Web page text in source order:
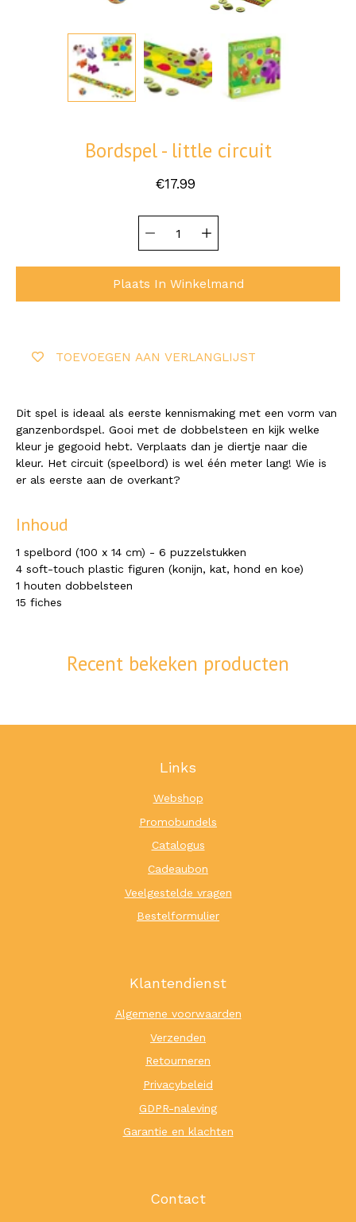
Bordspel - little circuit
€17.99
variant
selector
Plaats In Winkelmand
TOEVOEGEN AAN VERLANGLIJST
Dit spel is ideaal als eerste kennismaking met een vorm van
ganzenbordspel. Gooi met de dobbelsteen en kijk welke
kleur je gegooid hebt. Verplaats dan je diertje naar die
kleur. Het circuit (speelbord) is wel één meter lang! Wie is
er als eerste aan de overkant?
Inhoud
1 spelbord (100 x 14 cm) - 6 puzzelstukken
4 soft-touch plastic figuren (konijn, kat, hond en koe)
1 houten dobbelsteen
15 fiches
Recent bekeken producten
Links
Webshop
Promobundels
Catalogus
Cadeaubon
Veelgestelde vragen
Bestelformulier
Klantendienst
Algemene voorwaarden
Verzenden
Retourneren
Privacybeleid
GDPR-naleving
Garantie en klachten
Contact